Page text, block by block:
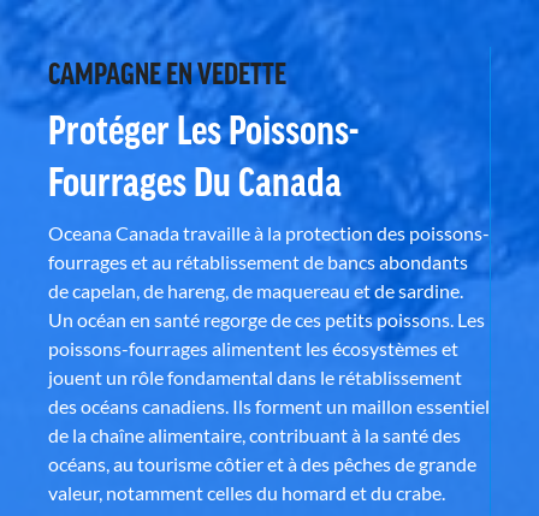
CAMPAGNE EN VEDETTE
Protéger Les Poissons-
Fourrages Du Canada
Oceana Canada travaille à la protection des poissons-
fourrages et au rétablissement de bancs abondants
de capelan, de hareng, de maquereau et de sardine.
Un océan en santé regorge de ces petits poissons. Les
poissons-fourrages alimentent les écosystèmes et
jouent un rôle fondamental dans le rétablissement
des océans canadiens. Ils forment un maillon essentiel
de la chaîne alimentaire, contribuant à la santé des
océans, au tourisme côtier et à des pêches de grande
valeur, notamment celles du homard et du crabe.